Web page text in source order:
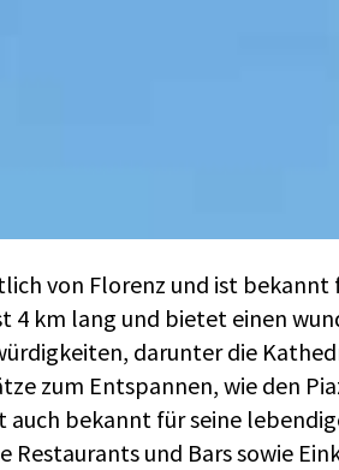
von Florenz und ist bekannt
4 km lang und bietet einen
darunter die
zum Entspannen, wie den
bekannt für seine
und Bars sowie